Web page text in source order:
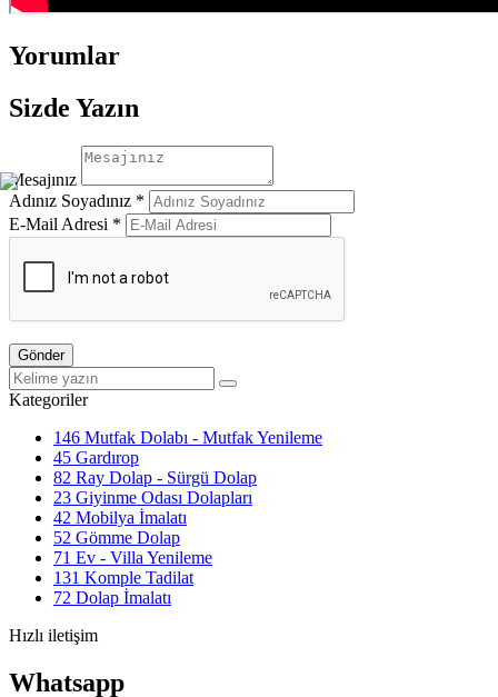
Yorumlar
Sizde Yazın
Mesajınız
Adınız Soyadınız *
E-Mail Adresi *
Gönder
Kategoriler
146 Mutfak Dolabı - Mutfak Yenileme
45 Gardırop
82 Ray Dolap - Sürgü Dolap
23 Giyinme Odası Dolapları
42 Mobilya İmalatı
52 Gömme Dolap
71 Ev - Villa Yenileme
131 Komple Tadilat
72 Dolap İmalatı
Hızlı iletişim
Whatsapp